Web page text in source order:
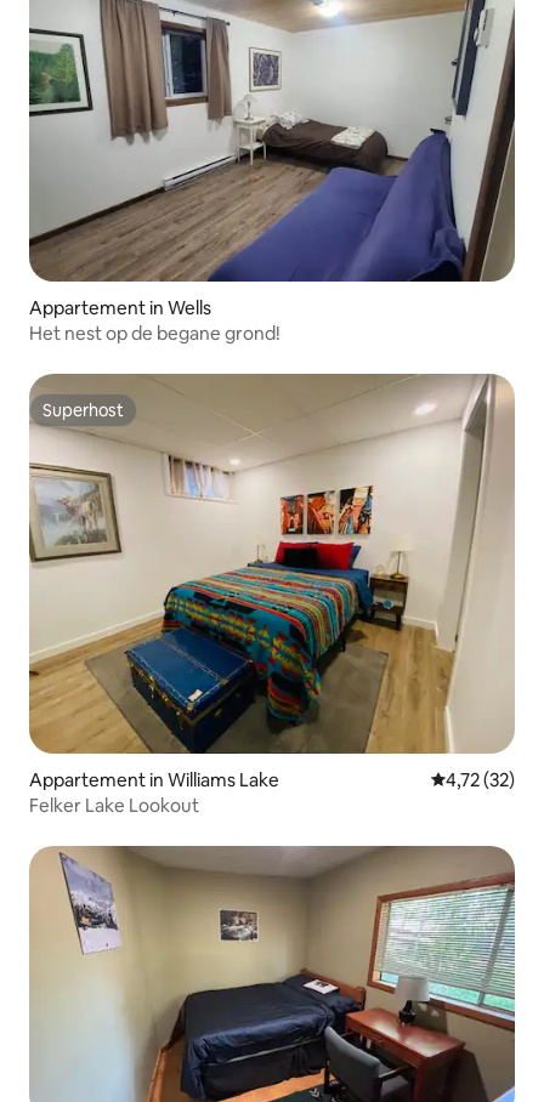
Appartement in Wells
Het nest op de begane grond!
Superhost
Superhost
Appartement in Williams Lake Gemiddelde
4,72 (32)
Felker Lake Lookout